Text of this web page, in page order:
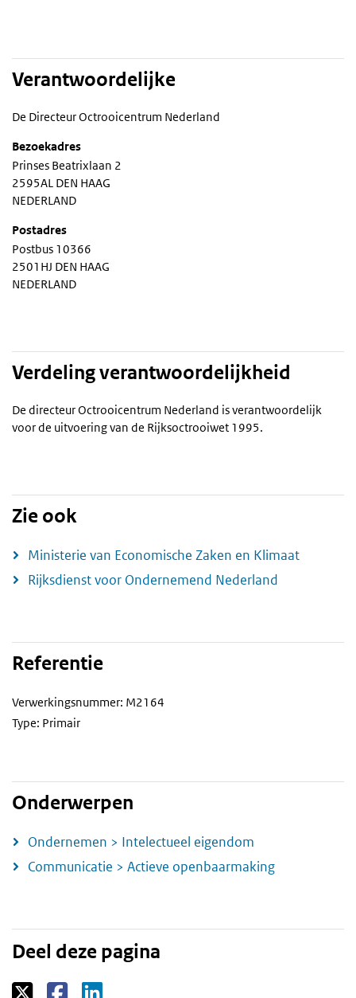
Verantwoordelijke
De Directeur Octrooicentrum Nederland
Bezoekadres
Prinses Beatrixlaan 2
2595AL DEN HAAG
NEDERLAND
Postadres
Postbus 10366
2501HJ DEN HAAG
NEDERLAND
Verdeling verantwoordelijkheid
De directeur Octrooicentrum Nederland is verantwoordelijk
voor de uitvoering van de Rijksoctrooiwet 1995.
Zie ook
Ministerie van Economische Zaken en Klimaat
Rijksdienst voor Ondernemend Nederland
Referentie
Verwerkingsnummer: M2164
Type: Primair
Onderwerpen
Ondernemen > Intelectueel eigendom
Communicatie > Actieve openbaarmaking
Deel deze pagina